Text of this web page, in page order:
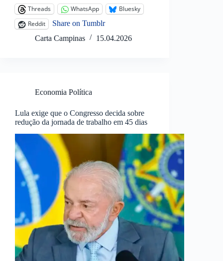
Threads
WhatsApp
Bluesky
Reddit
Share on Tumblr
Carta Campinas
15.04.2026
Economia Política
Lula exige que o Congresso decida sobre
redução da jornada de trabalho em 45 dias